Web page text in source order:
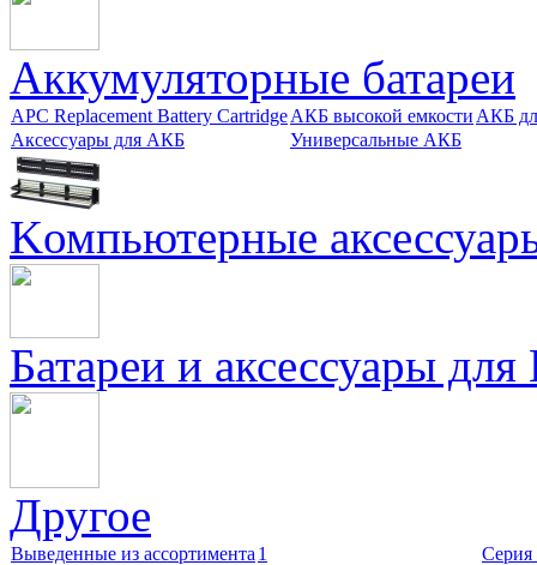
Aккумуляторные батареи
APC Replacement Battery CartridgeАКБ высокой емкости АКБ
Аксессуары для АКБ
Универсальные АКБ
Kомпьютерные
Батареи и аксессуары
Другое
Выведенные из ассортимента 1